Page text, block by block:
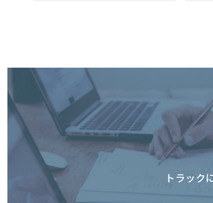
トラック